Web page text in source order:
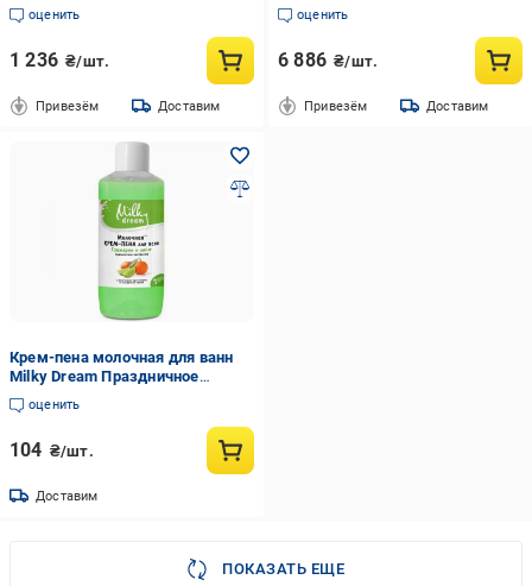
оценить
1 236 ₴/шт.
Привезём Доставим
оценить
6 886 ₴/шт.
Привезём Доставим
Крем-пена молочная для ванн
Milky Dream Праздничное
настроение Танжерин и лайм 1 л
(300257)
оценить
104 ₴/шт.
Доставим
ПОКАЗАТЬ ЕЩЕ